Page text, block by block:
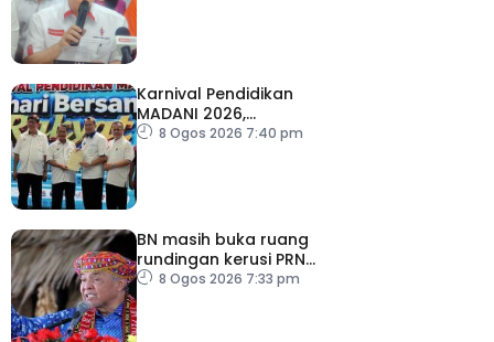
Karnival Pendidikan
MADANI 2026,
semarakkan budaya
8 Ogos 2026 7:40 pm
BN masih buka ruang
rundingan kerusi PRN
Melaka – Ahmad Zahid
8 Ogos 2026 7:33 pm